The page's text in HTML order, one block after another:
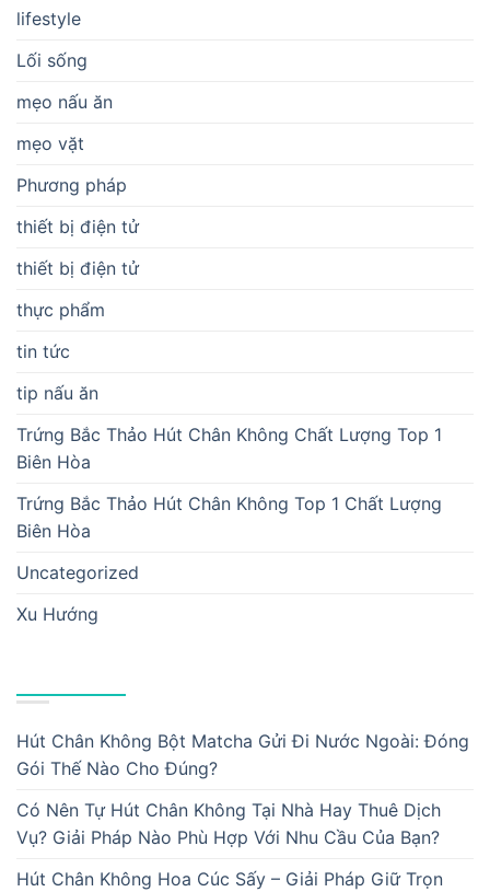
lifestyle
Lối sống
mẹo nấu ăn
mẹo vặt
Phương pháp
thiết bị điện tử
thiết bị điện tử
thực phẩm
tin tức
tip nấu ăn
Trứng Bắc Thảo Hút Chân Không Chất Lượng Top 1
Biên Hòa
Trứng Bắc Thảo Hút Chân Không Top 1 Chất Lượng
Biên Hòa
Uncategorized
Xu Hướng
Hút Chân Không Bột Matcha Gửi Đi Nước Ngoài: Đóng
Gói Thế Nào Cho Đúng?
Có Nên Tự Hút Chân Không Tại Nhà Hay Thuê Dịch
Vụ? Giải Pháp Nào Phù Hợp Với Nhu Cầu Của Bạn?
Hút Chân Không Hoa Cúc Sấy – Giải Pháp Giữ Trọn